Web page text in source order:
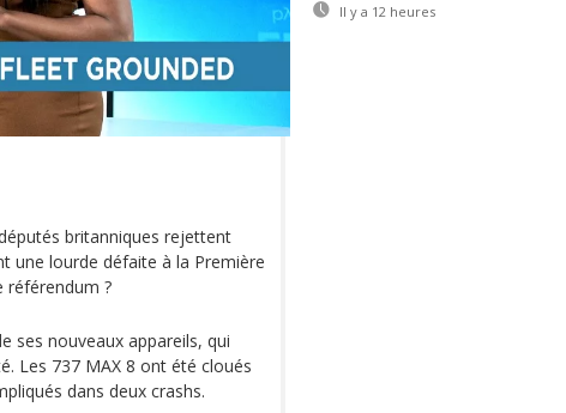
britanniques rejettent
une lourde défaite à la Première
référendum ?
ses nouveaux appareils, qui
Les 737 MAX 8 ont été cloués
dans deux crashs.
Il y a 12 heures